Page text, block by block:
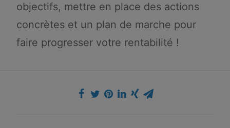
objectifs, mettre en place des actions
concrètes et un plan de marche pour
faire progresser votre rentabilité !